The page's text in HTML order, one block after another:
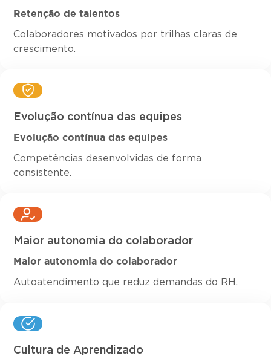
Retenção de talentos
Colaboradores motivados por trilhas claras de
crescimento.
Evolução contínua das equipes
Evolução contínua das equipes
Competências desenvolvidas de forma
consistente.
Maior autonomia do colaborador
Maior autonomia do colaborador
Autoatendimento que reduz demandas do RH.
Cultura de Aprendizado